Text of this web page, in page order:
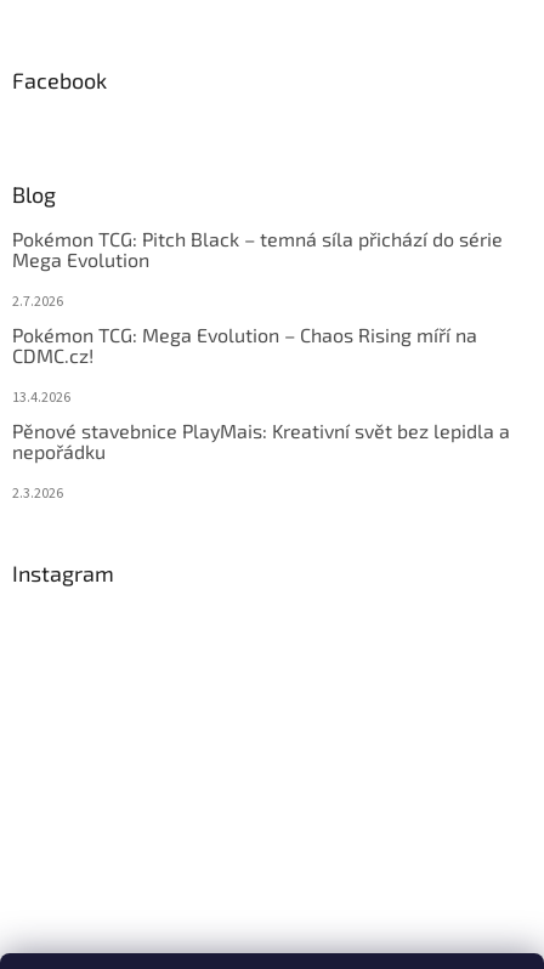
Facebook
Blog
Pokémon TCG: Pitch Black – temná síla přichází do série
Mega Evolution
2.7.2026
Pokémon TCG: Mega Evolution – Chaos Rising míří na
CDMC.cz!
13.4.2026
Pěnové stavebnice PlayMais: Kreativní svět bez lepidla a
nepořádku
2.3.2026
Instagram